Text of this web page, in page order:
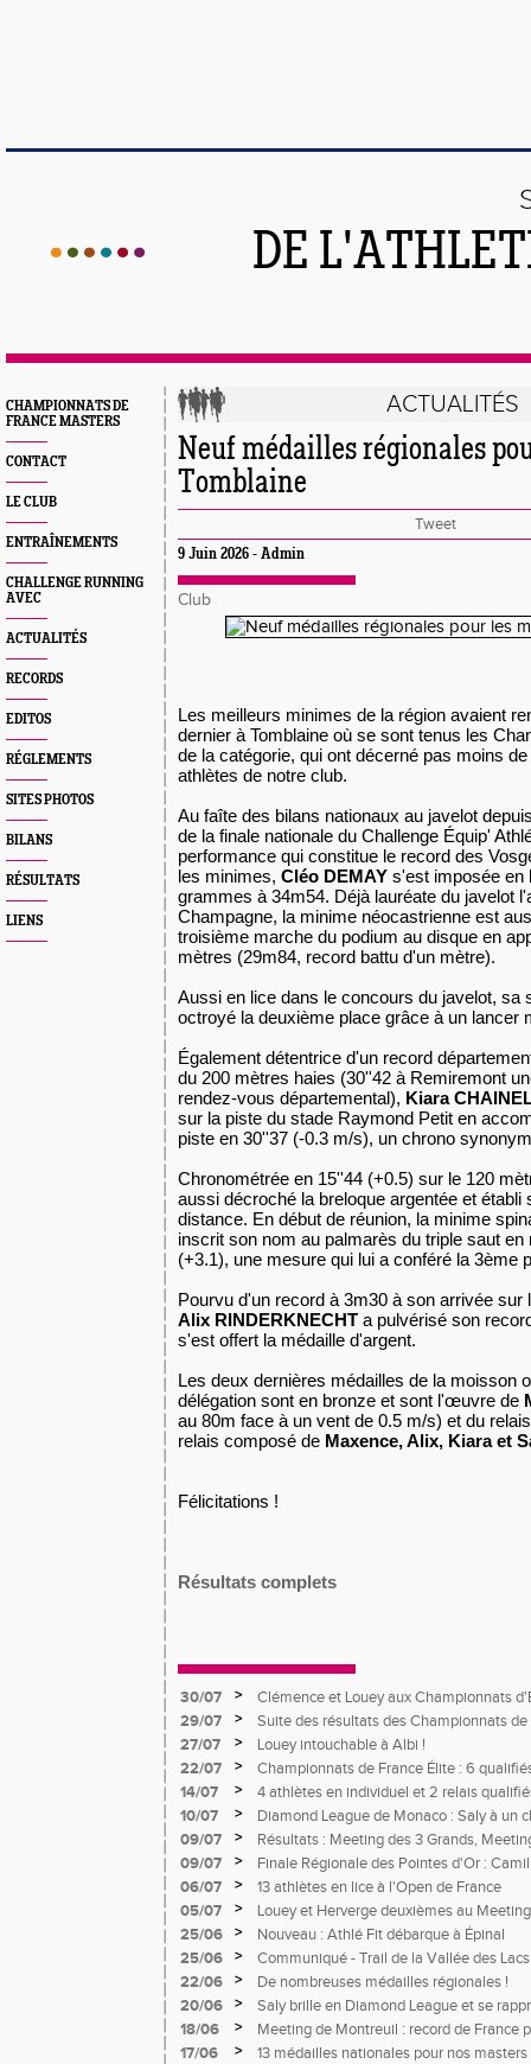
DE
CHAMPIONNATS DE
FRANCE MASTERS
CONTACT
LE CLUB
ENTRAÎNEMENTS
CHALLENGE RUNNING
AVEC
ACTUALITÉS
RECORDS
EDITOS
RÉGLEMENTS
SITES PHOTOS
BILANS
RÉSULTATS
LIENS
ACTUALITÉS
Neuf médailles régionales
Tomblaine
Tweet
9 Juin 2026 - Admin
Club
Les meilleurs minimes de la région avaient
dernier à Tomblaine où se sont tenus les
de la catégorie, qui ont décerné pas moins
athlètes de notre club.
Au faîte des bilans nationaux au javelot
de la finale nationale du Challenge Équip'
performance qui constitue le record des
les minimes, Cléo DEMAY s'est imposée en
grammes à 34m54. Déjà lauréate du javelot
Champagne, la minime néocastrienne est
troisième marche du podium au disque en
mètres (29m84, record battu d'un mètre).
Aussi en lice dans le concours du javelot,
octroyé la deuxième place grâce à un
Également détentrice d'un record
du 200 mètres haies (30''42 à Remiremont
rendez-vous départemental), Kiara
sur la piste du stade Raymond Petit en
piste en 30''37 (-0.3 m/s), un chrono
Chronométrée en 15''44 (+0.5) sur le 120
aussi décroché la breloque argentée et établi
distance. En début de réunion, la minime
inscrit son nom au palmarès du triple saut en
(+3.1), une mesure qui lui a conféré la 3ème
Pourvu d'un record à 3m30 à son arrivée sur
Alix RINDERKNECHT a pulvérisé son
s'est offert la médaille d'argent.
Les deux dernières médailles de la moisson
délégation sont en bronze et sont l'œuvre de
au 80m face à un vent de 0.5 m/s) et du
relais composé de Maxence, Alix, Kiara et
Félicitations !
Résultats complets
30/07 >
Clémence et Louey aux Championnats
29/07
>
Suite des résultats des Championnats de
27/07
>
Louey intouchable à Albi !
22/07
>
Championnats de France Élite : 6
14/07
>
4 athlètes en individuel et 2 relais
France Avenir
10/07 >
Diamond League de Monaco : Saly à un
meneur d'allure pour un record du monde
09/07 >
Résultats : Meeting des 3 Grands,
09/07
>
Finale Régionale des Pointes d'Or :
06/07
>
13 athlètes en lice à l'Open de France
05/07
>
Louey et Herverge deuxièmes au
25/06
>
Nouveau : Athlé Fit débarque à Épinal
25/06
>
Communiqué - Trail de la Vallée des Lacs
22/06
>
De nombreuses médailles régionales !
20/06
>
Saly brille en Diamond League et se
Herverge à toute vitesse à Montgeron
18/06 >
Meeting de Montreuil : record de France
s'impose
17/06 >
13 médailles nationales pour nos masters